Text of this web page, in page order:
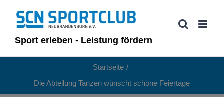
Inhalt
springenSport erleben - Leistung fördern
Startseite
Die Abteilung Tanzen wünscht schöne Feiertage